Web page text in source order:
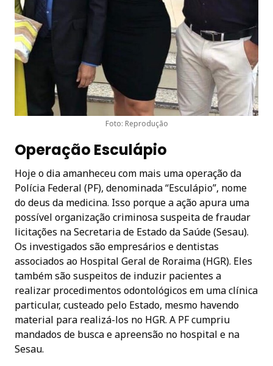
Foto: Reprodução
Operação Esculápio
Hoje o dia amanheceu com mais uma operação da
Polícia Federal (PF), denominada “Esculápio”, nome
do deus da medicina. Isso porque a ação apura uma
possível organização criminosa suspeita de fraudar
licitações na Secretaria de Estado da Saúde (Sesau).
Os investigados são empresários e dentistas
associados ao Hospital Geral de Roraima (HGR). Eles
também são suspeitos de induzir pacientes a
realizar procedimentos odontológicos em uma clínica
particular, custeado pelo Estado, mesmo havendo
material para realizá-los no HGR. A PF cumpriu
mandados de busca e apreensão no hospital e na
Sesau.